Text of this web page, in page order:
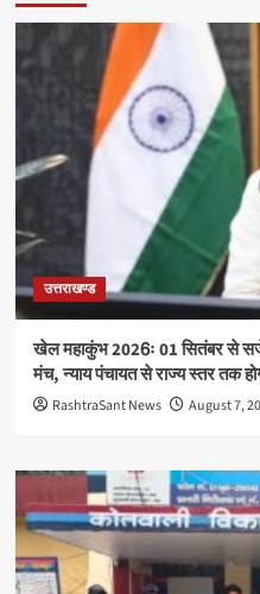
उत्तराखण्ड
खेल महाकुंभ 2026ः 01 सितंबर से
मंच, न्याय पंचायत से राज्य स्तर तक
RashtraSant News August 7,